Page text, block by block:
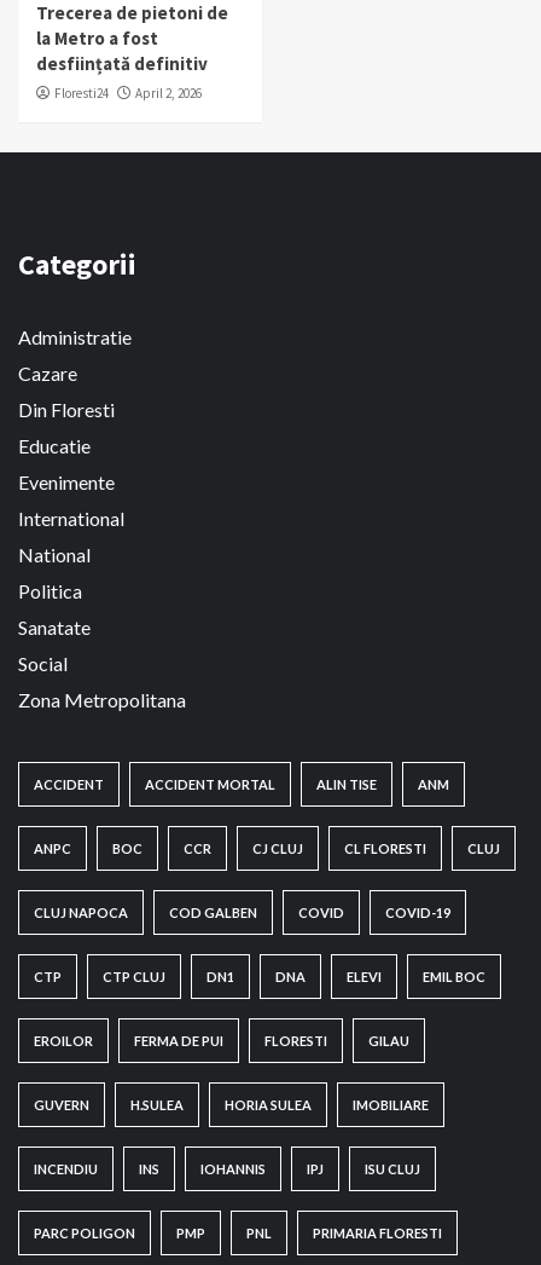
Trecerea de pietoni de
la Metro a fost
desființată definitiv
Floresti24 April 2, 2026
Categorii
Administratie
Cazare
Din Floresti
Educatie
Evenimente
International
National
Politica
Sanatate
Social
Zona Metropolitana
ACCIDENT ACCIDENT MORTAL ALIN TISE ANM
ANPC BOC CCR CJ CLUJ CL FLORESTI CLUJ
CLUJ NAPOCA COD GALBEN COVID COVID-19
CTP CTP CLUJ DN1 DNA ELEVI EMIL BOC
EROILOR FERMA DE PUI FLORESTI GILAU
GUVERN H.SULEA HORIA SULEA IMOBILIARE
INCENDIU INS IOHANNIS IPJ ISU CLUJ
PARC POLIGON PMP PNL PRIMARIA FLORESTI